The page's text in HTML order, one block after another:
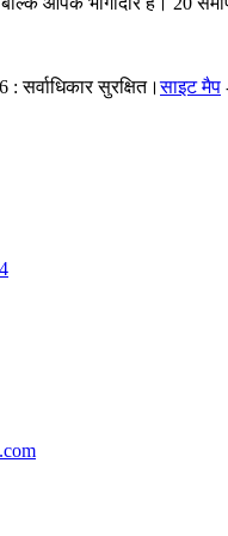
सर्वाधिकार सुरक्षित।साइट मैप